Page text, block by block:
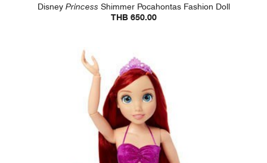
DisneyPrincess Shimmer Pocahontas Fashion Doll
THB 650.00